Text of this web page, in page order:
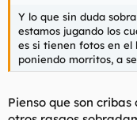
Y lo que sin duda
estamos jugando los
es si tienen fotos en el
poniendo morritos, a
Pienso que son